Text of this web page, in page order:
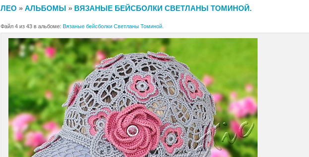
ЛЕО » АЛЬБОМЫ » ВЯЗАНЫЕ БЕЙСБОЛКИ СВЕТЛАНЫ ТОМИНОЙ.
Файл 4 из 43 в альбоме: Вязаные бейсболки Светланы Томиной.